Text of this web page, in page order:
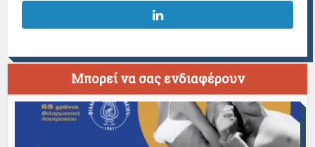
Μπορεί να σας ενδιαφέρουν